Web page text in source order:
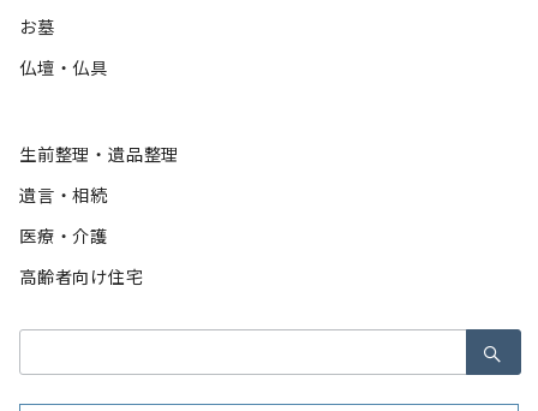
お墓
仏壇・仏具
生前整理・遺品整理
遺言・相続
医療・介護
高齢者向け住宅
索：